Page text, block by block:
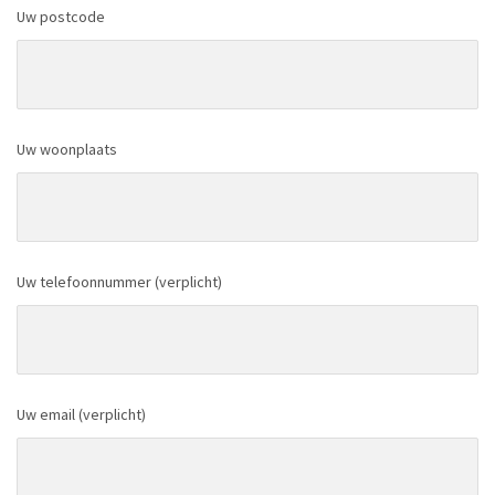
Uw postcode
Uw woonplaats
Uw telefoonnummer (verplicht)
Uw email (verplicht)